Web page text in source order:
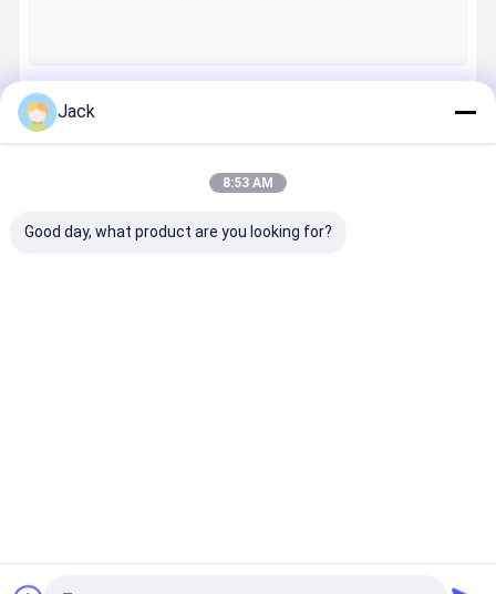
de Batterijpak van 48v Lifepo4
Vermogen lithium batterij
Jack
8:53 AM
Good day, what product are you looking for?